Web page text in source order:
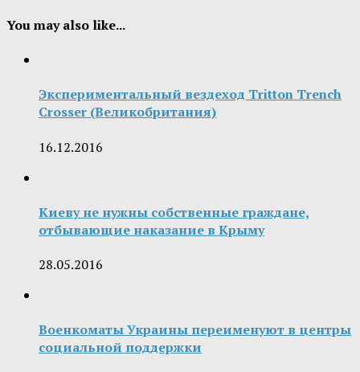
You may also like...
Экспериментальный вездеход Tritton Trench
Crosser (Великобритания)
16.12.2016
Киеву не нужны собственные граждане,
отбывающие наказание в Крыму
28.05.2016
Военкоматы Украины переименуют в центры
социальной поддержки